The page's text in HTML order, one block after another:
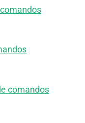
comandos